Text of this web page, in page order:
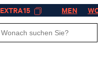
EXTRA15 MEN